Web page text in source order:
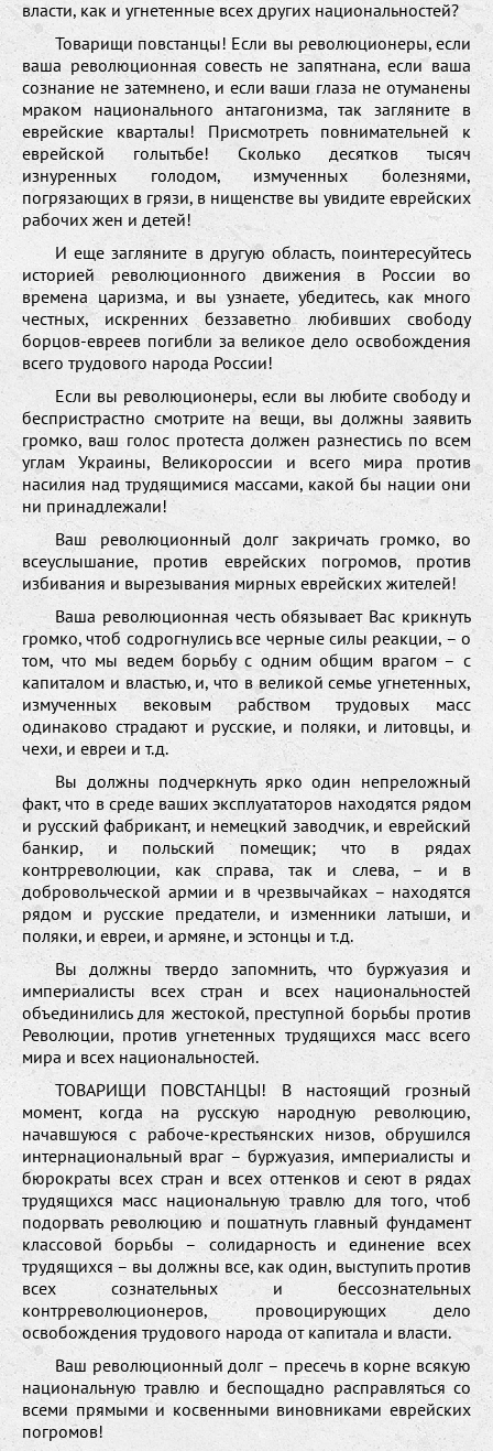
власти, как и угнетенные всех других национальностей?
Товарищи повстанцы! Если вы революционеры, если
ваша революционная совесть не запятнана, если ваша
сознание не затемнено, и если ваши глаза не отуманены
мраком национального антагонизма, так загляните в
еврейские кварталы! Присмотреть повнимательней к
еврейской голытьбе! Сколько десятков тысяч
изнуренных голодом, измученных болезнями,
погрязающих в грязи, в нищенстве вы увидите еврейских
рабочих жен и детей!
И еще загляните в другую область, поинтересуйтесь
историей революционного движения в России во
времена царизма, и вы узнаете, убедитесь, как много
честных, искренних беззаветно любивших свободу
борцов-евреев погибли за великое дело освобождения
всего трудового народа России!
Если вы революционеры, если вы любите свободу и
беспристрастно смотрите на вещи, вы должны заявить
громко, ваш голос протеста должен разнестись по всем
углам Украины, Великороссии и всего мира против
насилия над трудящимися массами, какой бы нации они
ни принадлежали!
Ваш революционный долг закричать громко, во
всеуслышание, против еврейских погромов, против
избивания и вырезывания мирных еврейских жителей!
Ваша революционная честь обязывает Вас крикнуть
громко, чтоб содрогнулись все черные силы реакции, – о
том, что мы ведем борьбу с одним общим врагом – с
капиталом и властью, и, что в великой семье угнетенных,
измученных вековым рабством трудовых масс
одинаково страдают и русские, и поляки, и литовцы, и
чехи, и евреи и т.д.
Вы должны подчеркнуть ярко один непреложный
факт, что в среде ваших эксплуататоров находятся рядом
и русский фабрикант, и немецкий заводчик, и еврейский
банкир, и польский помещик; что в рядах
контрреволюции, как справа, так и слева, – и в
добровольческой армии и в чрезвычайках – находятся
рядом и русские предатели, и изменники латыши, и
поляки, и евреи, и армяне, и эстонцы и т.д.
Вы должны твердо запомнить, что буржуазия и
империалисты всех стран и всех национальностей
объединились для жестокой, преступной борьбы против
Революции, против угнетенных трудящихся масс всего
мира и всех национальностей.
ТОВАРИЩИ ПОВСТАНЦЫ! В настоящий грозный
момент, когда на русскую народную революцию,
начавшуюся с рабоче-крестьянских низов, обрушился
интернациональный враг – буржуазия, империалисты и
бюрократы всех стран и всех оттенков и сеют в рядах
трудящихся масс национальную травлю для того, чтоб
подорвать революцию и пошатнуть главный фундамент
классовой борьбы – солидарность и единение всех
трудящихся – вы должны все, как один, выступить против
всех сознательных и бессознательных
контрреволюционеров, провоцирующих дело
освобождения трудового народа от капитала и власти.
Ваш революционный долг – пресечь в корне всякую
национальную травлю и беспощадно расправляться со
всеми прямыми и косвенными виновниками еврейских
погромов!